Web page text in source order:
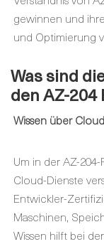
gewinnen und
und Optimierung
Was sind
den AZ-204
Wissen über
Um in der AZ-
Cloud-Dienste
Entwickler-
Maschinen,
Wissen hilft bei